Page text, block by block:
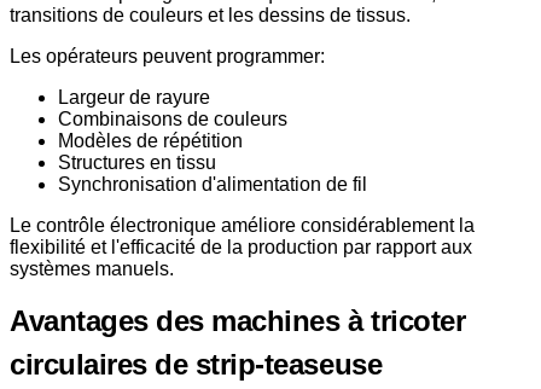
transitions de couleurs et les dessins de tissus.
Les opérateurs peuvent programmer:
Largeur de rayure
Combinaisons de couleurs
Modèles de répétition
Structures en tissu
Synchronisation d'alimentation de fil
Le contrôle électronique améliore considérablement la
flexibilité et l'efficacité de la production par rapport aux
systèmes manuels.
Avantages des machines à tricoter
circulaires de strip-teaseuse